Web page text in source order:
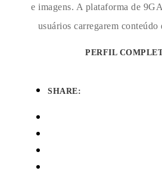
e imagens. A plataforma de
usuários carregarem
PERFIL
SHARE: